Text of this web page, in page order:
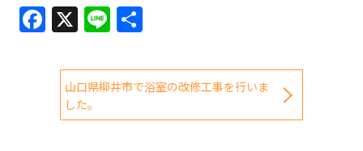
Facebook
X Line
山口県柳井市で浴室の改修工事を行いま
した。